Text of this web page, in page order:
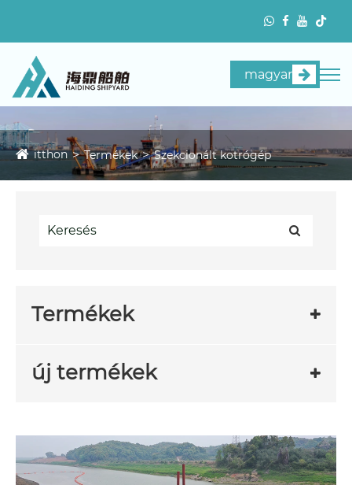
magyar
itthon Termékek Szekcionált kotrógép
Termékek
új termékek